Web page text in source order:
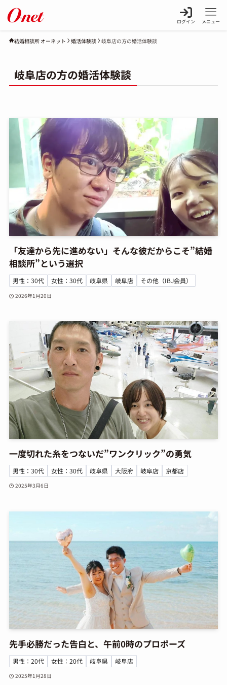
ログイン メニュー
結婚相談所 オーネット 婚活体験談 岐阜店の方の婚活体験談
岐阜店の方の婚活体験談
「友達から先に進めない」そんな彼だからこそ”結婚
相談所”という選択
男性：30代 女性：30代 岐阜県 岐阜店 その他（IBJ会員）
2026年1月20日
一度切れた糸をつないだ”ワンクリック”の勇気
男性：30代 女性：30代 岐阜県 大阪府 岐阜店 京都店
2025年3月6日
先手必勝だった告白と、午前0時のプロポーズ
男性：20代 女性：20代 岐阜県 岐阜店
2025年1月28日